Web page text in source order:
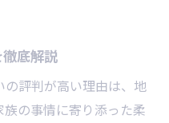
相場を把握しよう
い費用を節約する方
とサポート体制
底解説
評判が高い理由は、地
の事情に寄り添った柔